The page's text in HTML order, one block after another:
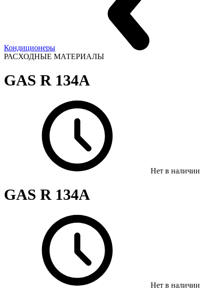
Кондиционеры
РАСХОДНЫЕ МАТЕРИАЛЫ
GAS R 134А
Нет в наличии
GAS R 134А
Нет в наличии